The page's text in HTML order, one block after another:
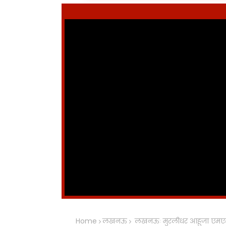
Home लखनऊ
लखनऊः मुरलीधर आहूजा